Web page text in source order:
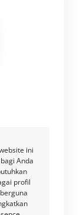
ini
Anda
profil